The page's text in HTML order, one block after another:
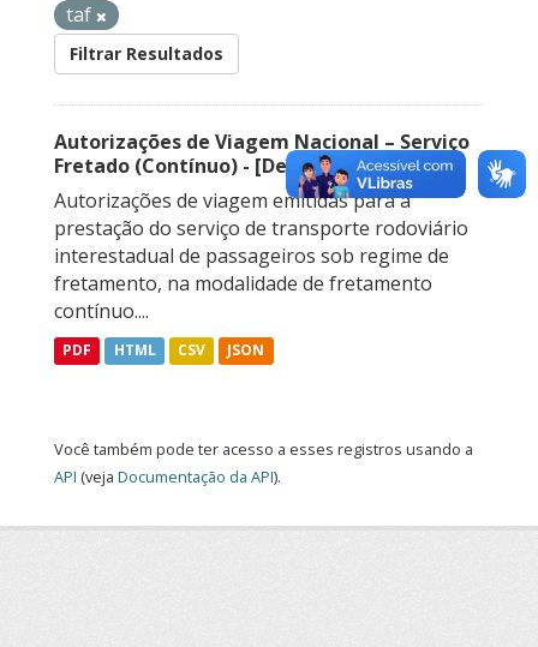
taf
Filtrar Resultados
Autorizações de Viagem Nacional – Serviço
Fretado (Contínuo) - [Descontinuado]
Autorizações de viagem emitidas para a
prestação do serviço de transporte rodoviário
interestadual de passageiros sob regime de
fretamento, na modalidade de fretamento
contínuo....
PDF HTML CSV JSON
Você também pode ter acesso a esses registros usando a
API (veja Documentação da API).